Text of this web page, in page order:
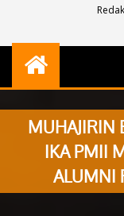
MUHAJIRIN
IKA PMII
ALUMNI